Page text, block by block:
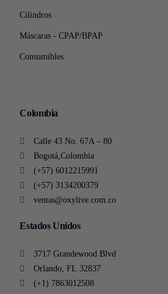
Cilindros
Máscaras - CPAP/BPAP
Consumibles
Colombia
Calle 43 No. 67A – 80
Bogotá,Colombia
(+57) 6012215991
(+57) 3134200379
ventas@oxylive.com.co
Estados Unidos
3717 Grandewood Blvd
Orlando, FL 32837
(+1) 7863012508